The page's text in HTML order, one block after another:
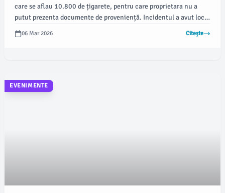
care se aflau 10.800 de țigarete, pentru care proprietara nu a
putut prezenta documente de proveniență. Incidentul a avut loc
joi, 5 martie, în apropierea unei piețe din oraș, conform viata-
libera.ro.
06 Mar 2026 Citește
EVENIMENTE